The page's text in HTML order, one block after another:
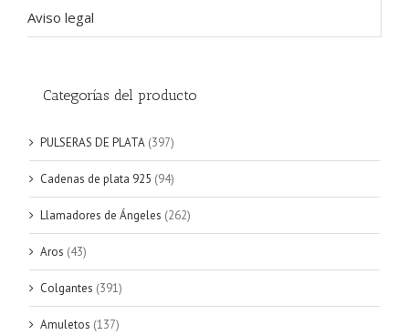
Aviso legal
Categorías del producto
PULSERAS DE PLATA (397)
Cadenas de plata 925 (94)
Llamadores de Ángeles (262)
Aros (43)
Colgantes (391)
Amuletos (137)